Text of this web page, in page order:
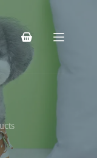
购
车